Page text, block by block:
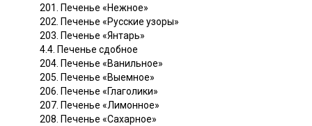
201. Печенье «Нежное»
202. Печенье «Русские узоры»
203. Печенье «Янтарь»
4.4. Печенье сдобное
204. Печенье «Ванильное»
205. Печенье «Выемное»
206. Печенье «Глаголики»
207. Печенье «Лимонное»
208. Печенье «Сахарное»